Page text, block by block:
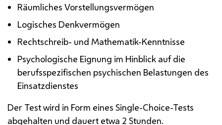
Räumliches Vorstellungsvermögen
Logisches Denkvermögen
Rechtschreib- und Mathematik-Kenntnisse
Psychologische Eignung im Hinblick auf die
berufsspezifischen psychischen Belastungen des
Einsatzdienstes
Der Test wird in Form eines Single-Choice-Tests
abgehalten und dauert etwa 2 Stunden.